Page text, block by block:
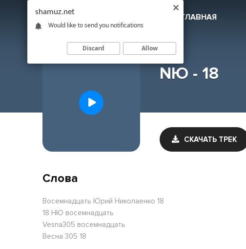
SHAMUZ ГЛАВНАЯ
NЮ - 18
СКАЧАТЬ ТРЕК
Слова
Восемнадцать Юрий Николаенко 18
18 НЮ восемнадцать
Vesna305 восемнадцать
Весна 305 18
shamuz.net
Would like to send you notifications
Discard Allow